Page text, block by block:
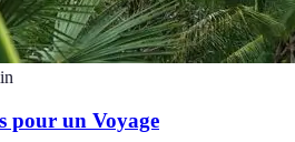
pour un Voyage